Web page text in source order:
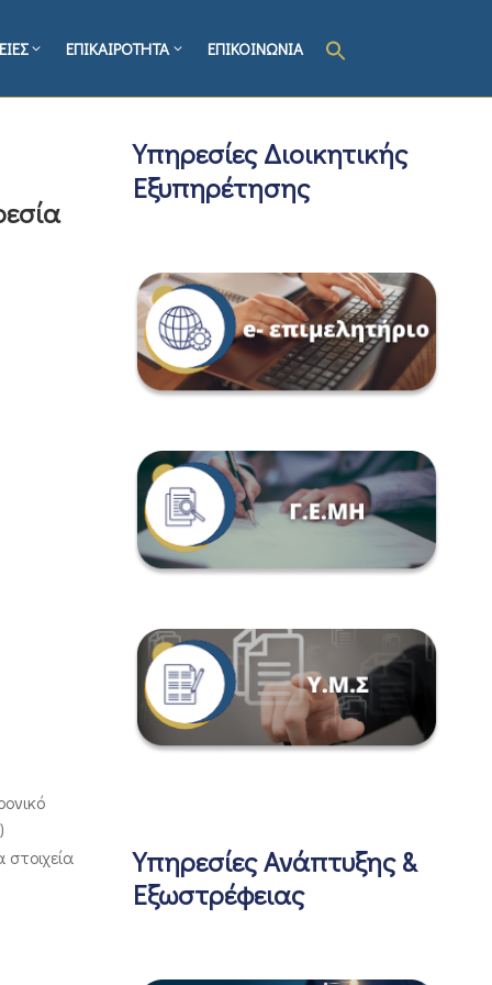
ΕΠΙΚΑΙΡΟΤΗΤΑ ΕΠΙΚΟΙΝΩΝΙΑ
Υπηρεσίες Διοικητικής
Εξυπηρέτησης
Υπηρεσίες Ανάπτυξης &
Εξωστρέφειας